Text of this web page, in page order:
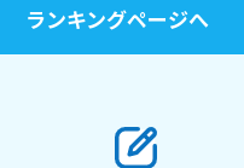
ランキングページへ